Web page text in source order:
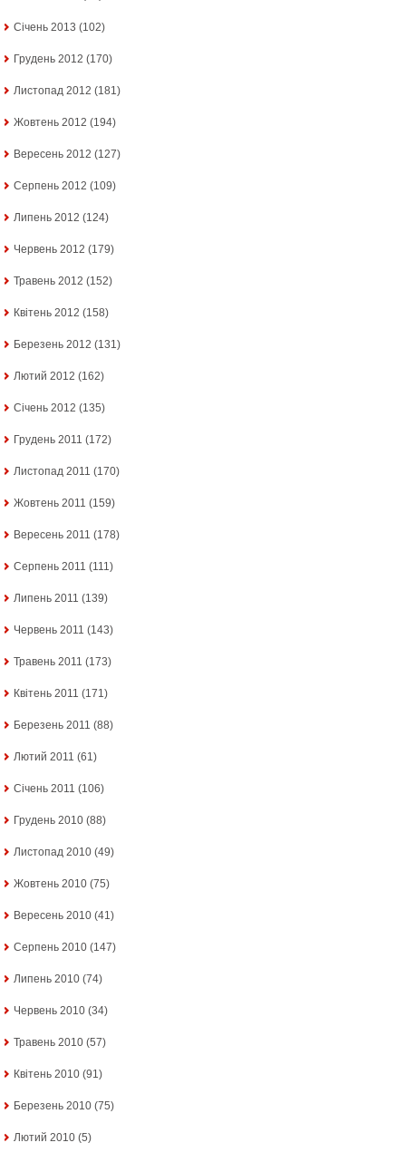
Січень 2013 (102)
Грудень 2012 (170)
Листопад 2012 (181)
Жовтень 2012 (194)
Вересень 2012 (127)
Серпень 2012 (109)
Липень 2012 (124)
Червень 2012 (179)
Травень 2012 (152)
Квітень 2012 (158)
Березень 2012 (131)
Лютий 2012 (162)
Січень 2012 (135)
Грудень 2011 (172)
Листопад 2011 (170)
Жовтень 2011 (159)
Вересень 2011 (178)
Серпень 2011 (111)
Липень 2011 (139)
Червень 2011 (143)
Травень 2011 (173)
Квітень 2011 (171)
Березень 2011 (88)
Лютий 2011 (61)
Січень 2011 (106)
Грудень 2010 (88)
Листопад 2010 (49)
Жовтень 2010 (75)
Вересень 2010 (41)
Серпень 2010 (147)
Липень 2010 (74)
Червень 2010 (34)
Травень 2010 (57)
Квітень 2010 (91)
Березень 2010 (75)
Лютий 2010 (5)